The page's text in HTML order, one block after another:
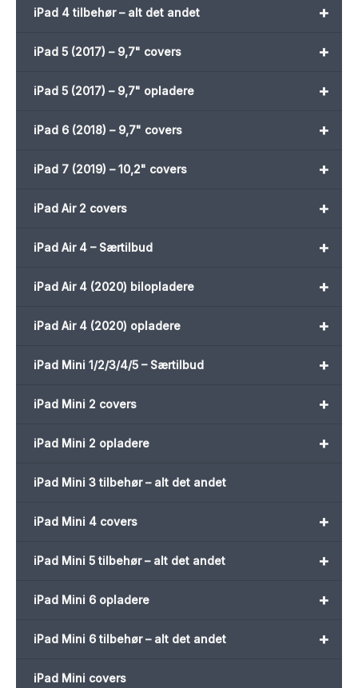
+
iPad 4 tilbehør – alt det andet
+
iPad 5 (2017) – 9,7" covers
+
iPad 5 (2017) – 9,7" opladere
+
iPad 6 (2018) – 9,7" covers
+
iPad 7 (2019) – 10,2" covers
+
iPad Air 2 covers
+
iPad Air 4 – Særtilbud
+
iPad Air 4 (2020) bilopladere
+
iPad Air 4 (2020) opladere
+
iPad Mini 1/2/3/4/5 – Særtilbud
+
iPad Mini 2 covers
+
iPad Mini 2 opladere
iPad Mini 3 tilbehør – alt det andet
+
iPad Mini 4 covers
+
iPad Mini 5 tilbehør – alt det andet
+
iPad Mini 6 opladere
+
iPad Mini 6 tilbehør – alt det andet
iPad Mini covers